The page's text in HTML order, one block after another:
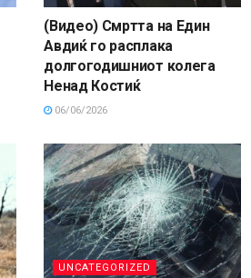
(Видео) Смртта на Един
Авдиќ го расплака
долгогодишниот колега
Ненад Костиќ
06/06/2026
UNCATEGORIZED